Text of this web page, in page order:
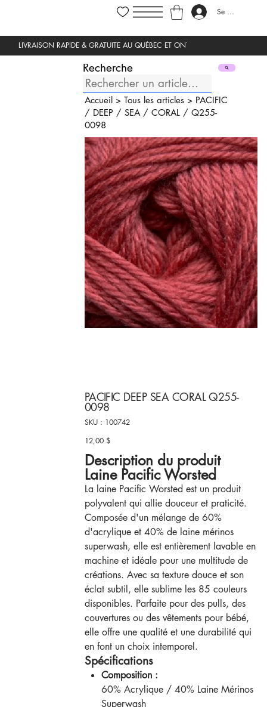
Se connecter
Recherche
Accueil> Tous les articles> PACIFIC
/ DEEP / SEA / CORAL / Q255-
0098
PACIFIC DEEP SEA CORAL Q255-
0098
SKU :
SKU
100742
100742
Prix
12,00 $
Description du produit
Laine Pacific Worsted
La laine Pacific Worsted est un produit
polyvalent qui allie douceur et praticité.
Composée d'un mélange de 60%
d'acrylique et 40% de laine mérinos
superwash, elle est entièrement lavable en
machine et idéale pour une multitude de
créations. Avec sa texture douce et son
éclat subtil, elle sublime les 85 couleurs
disponibles. Parfaite pour des pulls, des
couvertures ou des vêtements pour bébé,
elle offre une qualité et une durabilité qui
en font un choix intemporel.
Spécifications
Composition :
60% Acrylique / 40% Laine Mérinos
Superwash